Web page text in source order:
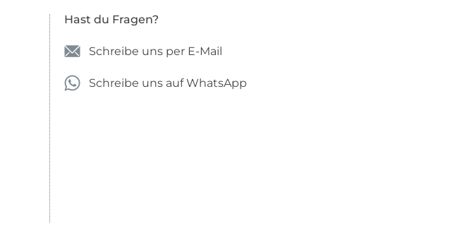
Hast du Fragen?
Schreibe uns per E-Mail
Schreibe uns auf WhatsApp